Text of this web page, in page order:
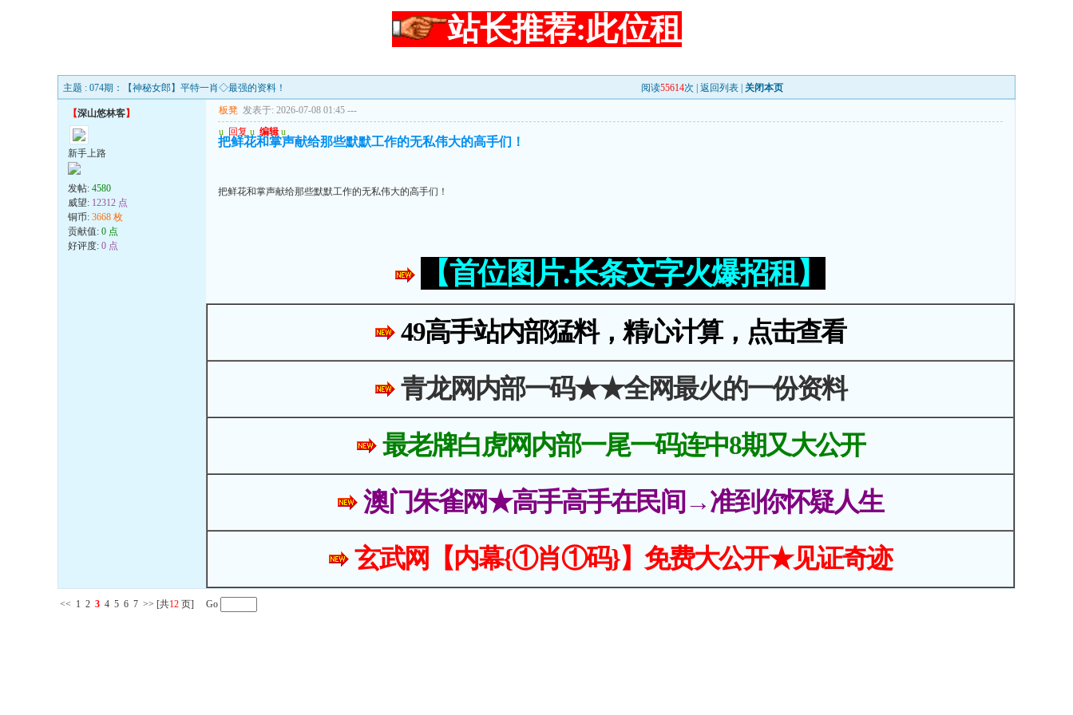
站长推荐:此位租
主题 : 074期：【神秘女郎】平特一肖◇最强的资料！ 阅读55614次 | 返回列表 关闭本页
【深山悠林客】
新手上路
发帖: 4580
威望: 12312 点
铜币: 3668 枚
贡献值: 0 点
好评度: 0 点
板凳 发表于: 2026-07-08 01:45 ---
u 回复 u 编辑 u
把鲜花和掌声献给那些默默工作的无私伟大的高手们！
把鲜花和掌声献给那些默默工作的无私伟大的高手们！
【首位图片.长条文字火爆招租】
49高手站内部猛料，精心计算，点击查看
青龙网内部一码★★全网最火的一份资料
最老牌白虎网内部一尾一码连中8期又大公开
澳门朱雀网★高手高手在民间→准到你怀疑人生
玄武网【内幕{①肖①码}】免费大公开★见证奇迹
<< 1 2 3 4 5 6 7 >> [共12 页] Go